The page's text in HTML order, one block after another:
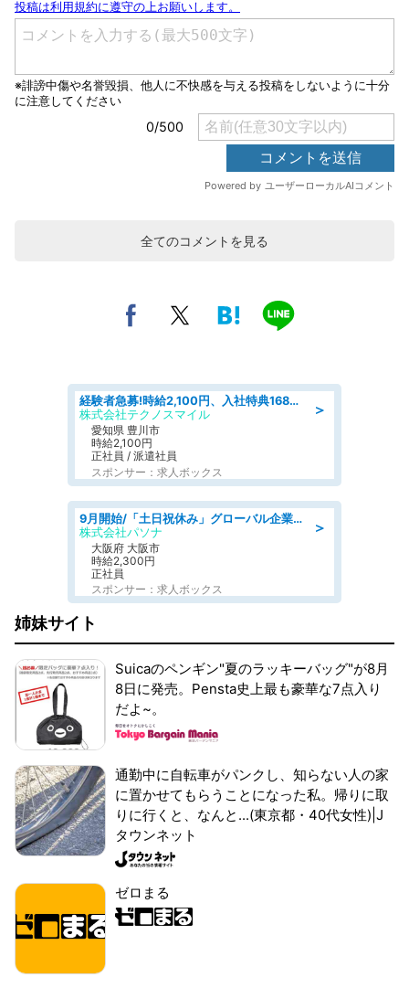
全てのコメントを見る
＞
経験者急募!時給2,100円、入社特典168万円の自動車製造業務/トヨタ自動車/tutumi
株式会社テクノスマイル
愛知県 豊川市
時給2,100円
正社員 / 派遣社員
スポンサー：求人ボックス
＞
9月開始/「土日祝休み」グローバル企業での産業保健のお仕事/保健師/高時給/残業なし/服装自由
株式会社パソナ
大阪府 大阪市
時給2,300円
正社員
スポンサー：求人ボックス
姉妹サイト
Suicaのペンギン"夏のラッキーバッグ"が8月
8日に発売。Pensta史上最も豪華な7点入り
だよ~。
通勤中に自転車がパンクし、知らない人の家
に置かせてもらうことになった私。帰りに取
りに行くと、なんと...(東京都・40代女性)|J
タウンネット
ゼロまる